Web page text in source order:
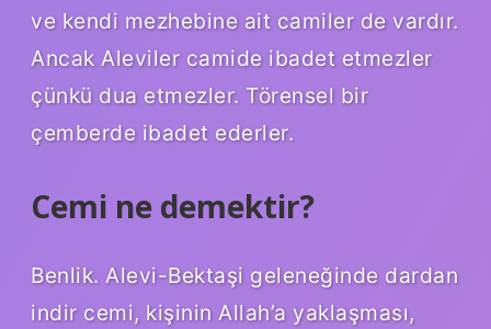
ve kendi mezhebine ait camiler de vardır.
Ancak Aleviler camide ibadet etmezler
çünkü dua etmezler. Törensel bir
çemberde ibadet ederler.
Cemi ne demektir?
Benlik. Alevi-Bektaşi geleneğinde dardan
indir cemi, kişinin Allah’a yaklaşması,